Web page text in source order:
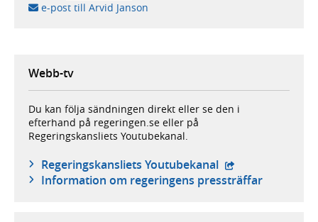
e-post till Arvid Janson
Webb-tv
Du kan följa sändningen direkt eller se den i
efterhand på regeringen.se eller på
Regeringskansliets Youtubekanal.
Regeringskansliets Youtubekanal - extern
Information om regeringens pressträffar